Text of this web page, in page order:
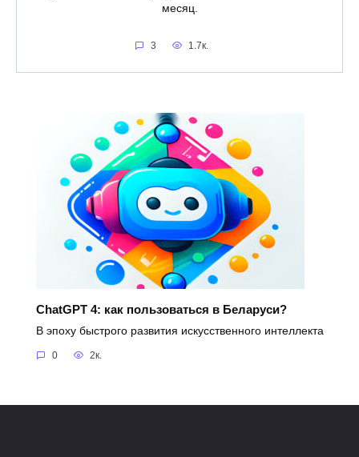
месяц.
3 1.7к.
ChatGPT 4: как пользоваться в Беларуси?
В эпоху быстрого развития искусственного интеллекта
0 2к.